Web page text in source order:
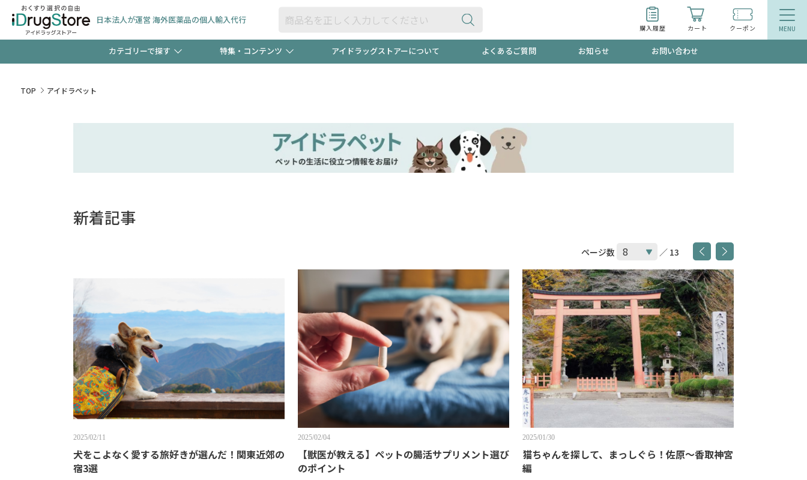
日本法人が運営 海外医薬品の個人輸入代行
購入履歴 カート クーポン
カテゴリーで探す
コンタクトレンズ 一般医薬品(OTC) 衛生用品・日用品 防災用品 食品
ペット用品 オトナ向け
特集・コンテンツ
新規登録で！今すぐ使えるクーポンプレゼント中！！ 当店スタッフが贈る音声プログラム
アイドラッグストアーについて よくあるご質問 お知らせ お問い合わせ
TOP アイドラペット
新着記事
ページ数 ／ 13
2025/02/11
犬をこよなく愛する旅好きが選んだ！関東近郊の
宿3選
2025/02/04
【獣医が教える】ペットの腸活サプリメント選び
のポイント
2025/01/30
猫ちゃんを探して、まっしぐら！佐原〜香取神宮
編